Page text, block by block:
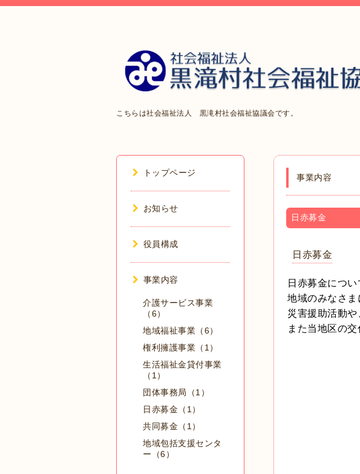
こちらは社会福祉法人 黒滝村社会福祉協議会です。
事業内容
日赤募金
日赤募金
日赤募金につ
地域のみなさま
災害援助活動や
また当地区の
トップページ
お知らせ
役員構成
事業内容
介護サービス事業
（6）
地域福祉事業（6）
権利擁護事業（1）
生活福祉金貸付事業
（1）
団体事務局（1）
日赤募金（1）
共同募金（1）
地域包括支援センタ
ー（6）